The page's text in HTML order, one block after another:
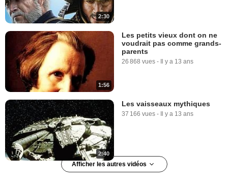
2:30
1:56
Les petits vieux dont on ne
voudrait pas comme grands-
parents
26 868 vues - Il y a 13 ans
2:40
Les vaisseaux mythiques
37 166 vues - Il y a 13 ans
Afficher les autres vidéos